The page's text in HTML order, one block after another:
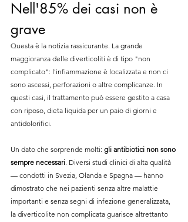
Nell'85% dei casi non è
grave
Questa è la notizia rassicurante. La grande
maggioranza delle diverticoliti è di tipo "non
complicato": l'infiammazione è localizzata e non ci
sono ascessi, perforazioni o altre complicanze. In
questi casi, il trattamento può essere gestito a casa
con riposo, dieta liquida per un paio di giorni e
antidolorifici.
Un dato che sorprende molti: gli antibiotici non sono
sempre necessari. Diversi studi clinici di alta qualità
— condotti in Svezia, Olanda e Spagna — hanno
dimostrato che nei pazienti senza altre malattie
importanti e senza segni di infezione generalizzata,
la diverticolite non complicata guarisce altrettanto